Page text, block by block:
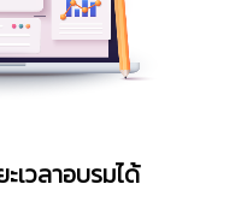
เวลาอบรมได้